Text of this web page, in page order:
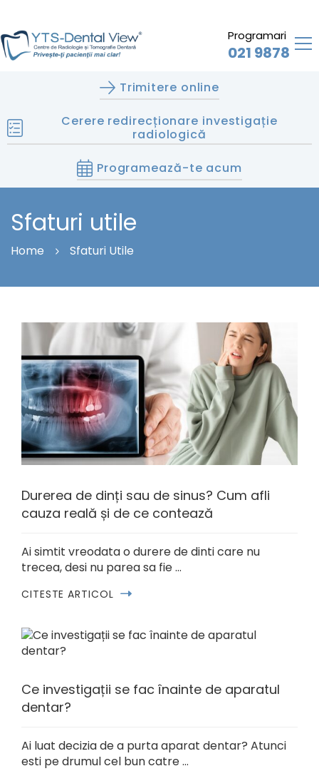
Programari
021 9878
Trimitere online
Cerere redirecționare investigație
radiologică
Programează-te acum
Sfaturi utile
Home Sfaturi Utile
Durerea de dinți sau de sinus? Cum afli
cauza reală și de ce contează
Ai simtit vreodata o durere de dinti care nu
trecea, desi nu parea sa fie …
CITESTE ARTICOL
Ce investigații se fac înainte de aparatul
dentar?
Ai luat decizia de a purta aparat dentar? Atunci
esti pe drumul cel bun catre …